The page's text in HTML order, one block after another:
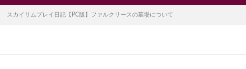
スカイリムプレイ日記【PC版】ファルクリースの墓場について